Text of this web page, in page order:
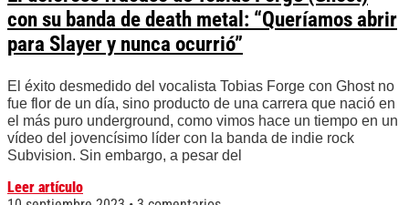
con su banda de death metal: “Queríamos abrir
para Slayer y nunca ocurrió”
El éxito desmedido del vocalista Tobias Forge con Ghost no
fue flor de un día, sino producto de una carrera que nació en
el más puro underground, como vimos hace un tiempo en un
vídeo del jovencísimo líder con la banda de indie rock
Subvision. Sin embargo, a pesar del
Leer artículo